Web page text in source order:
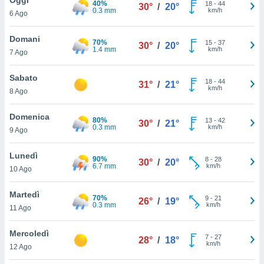
è
al sito
di
ci
di
il
un
la
nella
6 Ago
40%
0.3 mm
30° / 20° 18- 44
km/h
Domani
7 Ago
70%
1.4 mm
30° / 20° 15- 37
km/h
Sabato
8 Ago
31° / 21° 18- 44
km/h
Domenica
9 Ago
80%
0.3 mm
30° / 21° 13- 42
km/h
Lunedì
10 Ago
90%
6.7 mm
30° / 20° 8- 28
km/h
Martedì
11 Ago
70%
0.3 mm
26° / 19° 9- 21
km/h
Mercoledì
12 Ago
28° / 18° 7- 27
km/h